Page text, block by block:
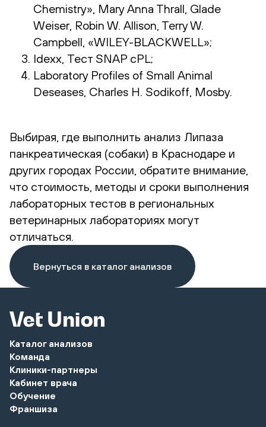
Chemistry», Mary Anna Thrall, Glade
Weiser, Robin W. Allison, Terry W.
Campbell, «WILEY-BLACKWELL»;
Idexx, Тест SNAP cPL;
Laboratory Profiles of Small Animal
Deseases, Charles H. Sodikoff, Mosby.
Выбирая, где выполнить анализ Липаза
панкреатическая (собаки) в Краснодаре и
других городах России, обратите внимание,
что стоимость, методы и сроки выполнения
лабораторных тестов в региональных
ветеринарных лабораториях могут
отличаться.
Вернуться в каталог анализов
Каталог анализов
Команда
Клиники-партнеры
Кабинет врача
Обучение
Франшиза